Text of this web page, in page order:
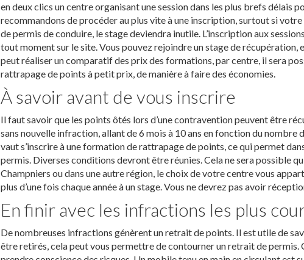
en deux clics un centre organisant une session dans les plus brefs délais
recommandons de procéder au plus vite à une inscription, surtout si
de permis de conduire, le stage deviendra inutile. L’inscription aux
tout moment sur le site. Vous pouvez rejoindre un stage de
peut réaliser un comparatif des prix des formations, par centre, il sera
rattrapage de points à petit prix, de manière à faire des économies.
À savoir avant de vous inscrire
Il faut savoir que les points ôtés lors d’une contravention peuvent être
sans nouvelle infraction, allant de 6 mois à 10 ans en fonction du nombre
vaut s’inscrire à une formation de rattrapage de points, ce qui permet
permis. Diverses conditions devront être réunies. Cela ne sera possible
Champniers ou dans une autre région, le choix de votre centre vous
plus d’une fois chaque année à un stage. Vous ne devrez pas avoir
En finir avec les infractions les plus
De nombreuses infractions génèrent un retrait de points. Il est utile de
être retirés, cela peut vous permettre de contourner un retrait de permis.